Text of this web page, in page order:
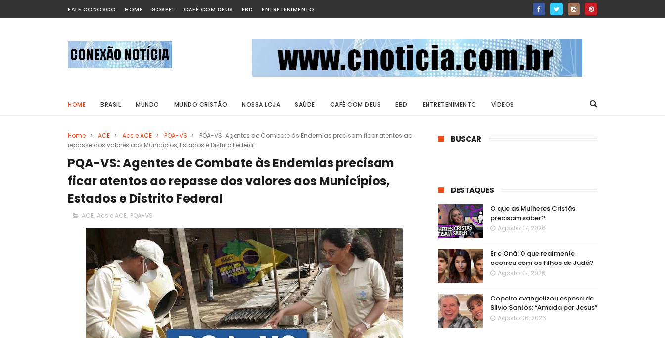
FALE CONOSCO HOME GOSPEL CAFÉ COM DEUS EBD ENTRETENIMENTO
HOME BRASIL MUNDO MUNDO CRISTÃO NOSSA LOJA SAÚDE CAFÉ COM DEUS EBD ENTRETENIMENTO VÍDEOS
Home > ACE > Acs e ACE > PQA-VS >
PQA-VS: Agentes de Combate às Endemias precisam ficar atentos ao
repasse dos valores aos Municípios, Estados e Distrito Federal
PQA-VS: Agentes de Combate às Endemias precisam
ficar atentos ao repasse dos valores aos Municípios,
Estados e Distrito Federal
ACE, Acs e ACE, PQA-VS
BUSCAR
DESTAQUES
O que as Mulheres Cristãs
precisam saber?
Agosto 07, 2026
Er e Onã: O que realmente
ocorreu com os filhos de Judá?
Agosto 07, 2026
Copeiro evangelizou esposa de
Silvio Santos: “Amada por Jesus”
Agosto 06, 2026